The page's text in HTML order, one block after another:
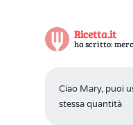
Ricetta.it
ha scritto:
Ciao Mary, puoi
stessa quantità